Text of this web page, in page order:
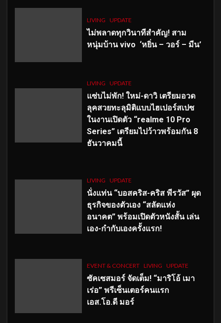
LIVING UPDATE
ไม่พลาดทุกวินาทีสำคัญ! สาม
หนุ่มบ้าน vivo ‘หยิ่น – วอร์ – มีน’
LIVING UPDATE
แซ่บไม่พัก! ใหม่-ดาวิ เตรียมอวด
ลุคสวยทะลุมิติแบบไฮเปอร์สเปซ
ในงานเปิดตัว “realme 10 Pro
Series” เตรียมไปว้าวพร้อมกัน 8
ธันวาคมนี้
LIVING UPDATE
นั่งแท่น “บอสคริส-คริส พีรวัส” ผุด
ธุรกิจของตัวเอง “สลัดแห่ง
อนาคต” พร้อมเปิดตัวหนังสั้น เล่น
เอง-กำกับเองครั้งแรก!
EVENT & CONCERT LIVING UPDATE
ซัคเซสมอร์ จัดเต็ม! “มาริโอ้ เมา
เร่อ” พรีเซ็นเตอร์คนแรก
เอส.โอ.ดี มอร์